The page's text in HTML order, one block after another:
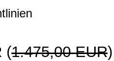
(1.475,00 EUR)